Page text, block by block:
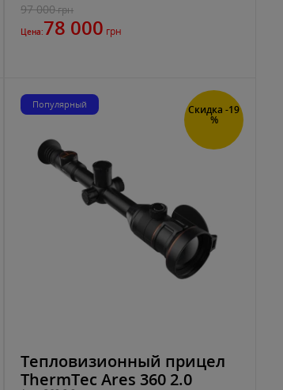
97 000грн
Цена:78 000 грн
Скидка -19
%
Популярный
Тепловизионный прицел
ThermTec Ares 360 2.0